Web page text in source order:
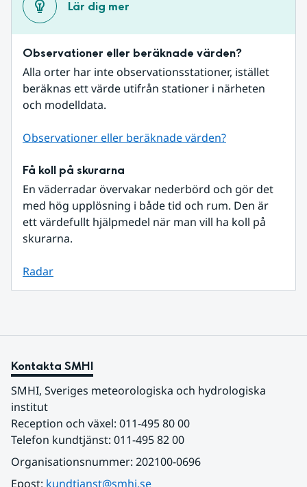
Lär dig mer
Observationer eller beräknade värden?
Alla orter har inte observationsstationer, istället
beräknas ett värde utifrån stationer i närheten
och modelldata.
Observationer eller beräknade värden?
Få koll på skurarna
En väderradar övervakar nederbörd och gör det
med hög upplösning i både tid och rum. Den är
ett värdefullt hjälpmedel när man vill ha koll på
skurarna.
Radar
Kontakta SMHI
SMHI, Sveriges meteorologiska och hydrologiska
institut
Reception och växel: 011-495 80 00
Telefon kundtjänst: 011-495 82 00
Organisationsnummer: 202100-0696
Epost: kundtjanst@smhi.se